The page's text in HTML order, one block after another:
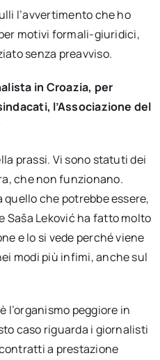
l’avvertimento che ho
motivi formali-giuridici,
senza preavviso.
in Croazia, per
l’Associazione del
prassi. Vi sono statuti dei
che non funzionano.
quello che potrebbe essere,
Saša Leković ha fatto molto
e lo si vede perché viene
modi più infimi, anche sul
l’organismo peggiore in
caso riguarda i giornalisti
a prestazione